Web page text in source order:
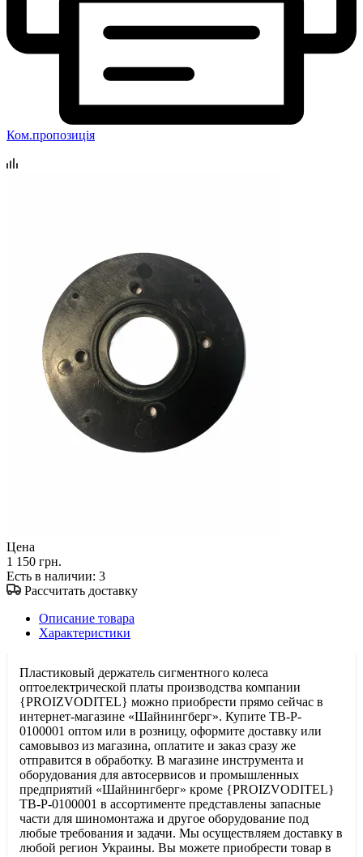
Ком.пропозиція
Цена
1 150 грн.
Есть в наличии: 3
Рассчитать доставку
Описание товара
Характеристики
Пластиковый держатель сигментного колеса
оптоелектрической платы производства компании
{PROIZVODITEL} можно приобрести прямо сейчас в
интернет-магазине «Шайнингберг». Купите TB-P-
0100001 оптом или в розницу, оформите доставку или
самовывоз из магазина, оплатите и заказ сразу же
отправится в обработку. В магазине инструмента и
оборудования для автосервисов и промышленных
предприятий «Шайнингберг» кроме {PROIZVODITEL}
TB-P-0100001 в ассортименте представлены запасные
части для шиномонтажа и другое оборудование под
любые требования и задачи. Мы осуществляем доставку в
любой регион Украины. Вы можете приобрести товар в